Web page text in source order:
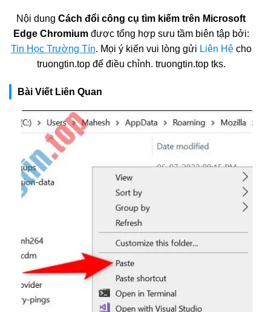
Nội dung Cách đổi công cụ tìm kiếm trên Microsoft
Edge Chromiumđược tổng hợp sưu tầm biên tập bởi:
Tin Học Trường Tín. Mọi ý kiến vui lòng gửi Liên Hệcho
truongtin.top để điều chỉnh. truongtin.top tks.
Bài Viết Liên Quan